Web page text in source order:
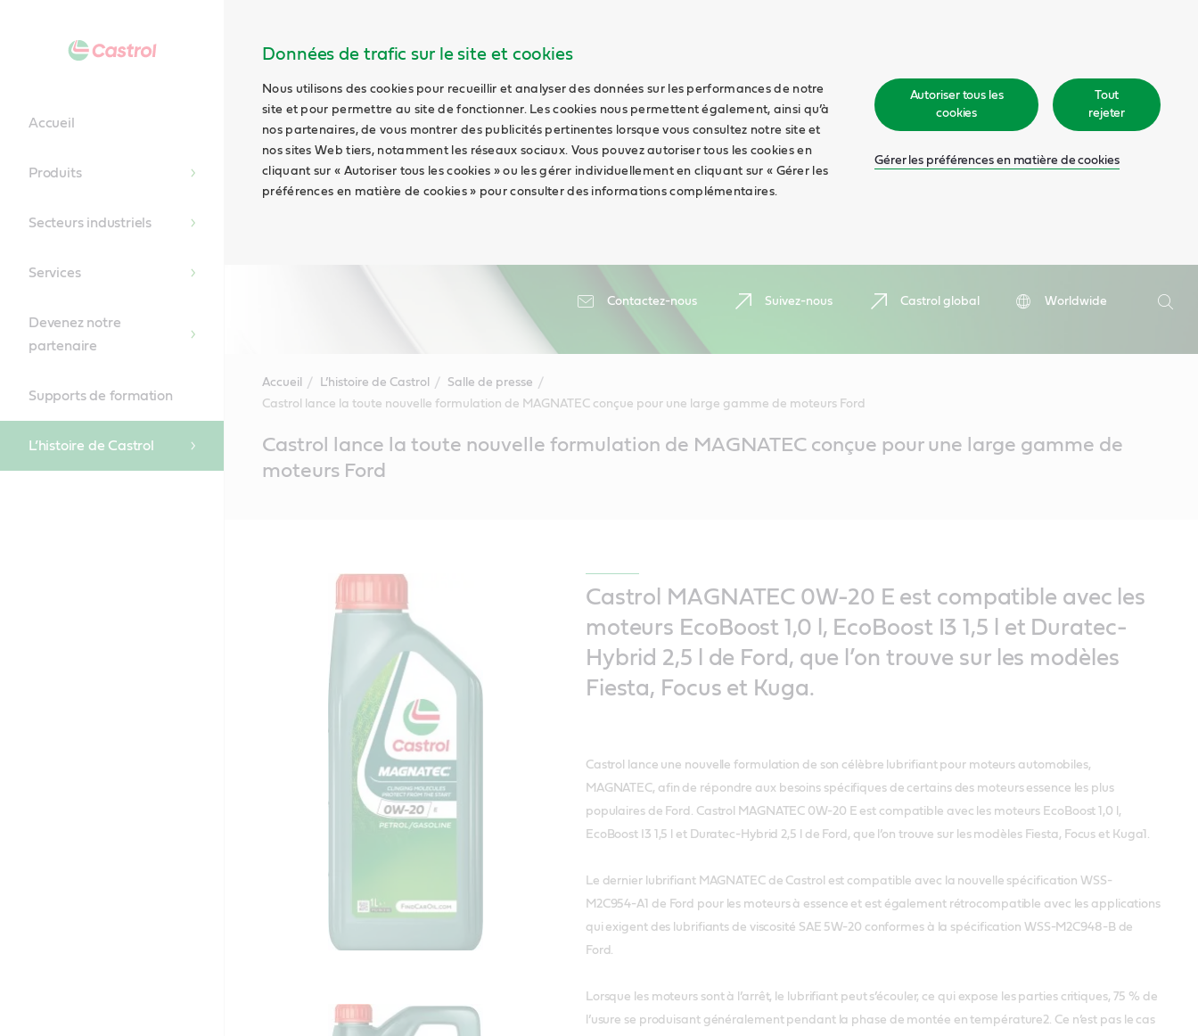
Données de trafic sur le site et cookies
Nous utilisons des cookies pour recueillir et analyser des données sur les performances de notre
site et pour permettre au site de fonctionner. Les cookies nous permettent également, ainsi qu’à
nos partenaires, de vous montrer des publicités pertinentes lorsque vous consultez notre site et
nos sites Web tiers, notamment les réseaux sociaux. Vous pouvez autoriser tous les cookies en
cliquant sur « Autoriser tous les cookies » ou les gérer individuellement en cliquant sur « Gérer les
préférences en matière de cookies » pour consulter des informations complémentaires.
Autoriser tous les
cookies
Tout
rejeter
Gérer les préférences en matière de cookies
Contactez-nous Suivez-nous Castrol global
Worldwide
Accueil
Produits
Secteurs industriels
Services
Devenez notre
partenaire
Supports de formation
L’histoire de Castrol
Accueil L’histoire de Castrol
Salle de presse
Castrol lance la toute nouvelle formulation de MAGNATEC conçue pour une large gamme de moteurs Ford
ContentCastrol lance la toute nouvelle formulation de MAGNATEC conçue pour une large gamme de
moteurs Ford
Castrol MAGNATEC 0W-20 E est compatible avec les
moteurs EcoBoost 1,0 l, EcoBoost I3 1,5 l et Duratec-
Hybrid 2,5 l de Ford, que l’on trouve sur les modèles
Fiesta, Focus et Kuga.
Castrol lance une nouvelle formulation de son célèbre lubrifiant pour moteurs automobiles,
MAGNATEC, afin de répondre aux besoins spécifiques de certains des moteurs essence les plus
populaires de Ford. Castrol MAGNATEC 0W-20 E est compatible avec les moteurs EcoBoost 1,0 l,
EcoBoost I3 1,5 l et Duratec-Hybrid 2,5 l de Ford, que l’on trouve sur les modèles Fiesta, Focus et Kuga1.
Le dernier lubrifiant MAGNATEC de Castrol est compatible avec la nouvelle spécification WSS-
M2C954-A1 de Ford pour les moteurs à essence et est également rétrocompatible avec les applications
qui exigent des lubrifiants de viscosité SAE 5W-20 conformes à la spécification WSS-M2C948-B de
Ford.
Lorsque les moteurs sont à l’arrêt, le lubrifiant peut s’écouler, ce qui expose les parties critiques, 75 % de
l’usure se produisant généralement pendant la phase de montée en température2. Ce n’est pas le cas